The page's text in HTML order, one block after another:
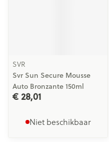
SVR
Svr Sun Secure Mousse
Auto Bronzante 150ml
€ 28,01
Niet beschikbaar